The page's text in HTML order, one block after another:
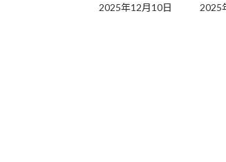
2025年12月10日 2025